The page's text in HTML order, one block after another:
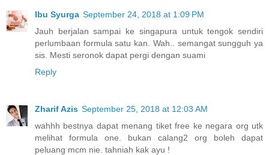
Ibu Syurga September 24, 2018 at 1:09 PM
Jauh berjalan sampai ke singapura untuk tengok sendiri
perlumbaan formula satu kan. Wah.. semangat sungguh ya
sis. Mesti seronok dapat pergi dengan suami
Reply
Zharif Azis September 25, 2018 at 12:03 AM
wahhh bestnya dapat menang tiket free ke negara org utk
melihat formula one. bukan calang2 org boleh dapat
peluang mcm nie. tahniah kak ayu !